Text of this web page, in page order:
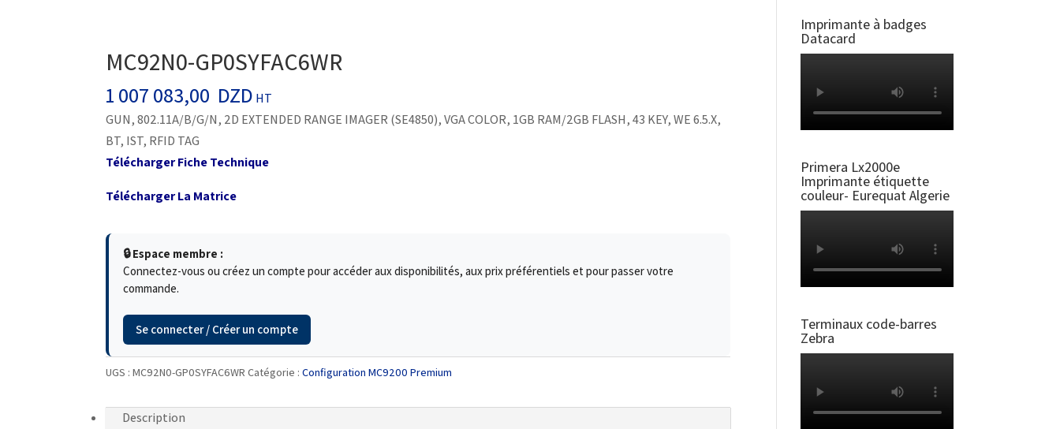
MC92N0-GP0SYFAC6WR
1 007 083,00 DZD HT
GUN, 802.11A/B/G/N, 2D EXTENDED RANGE IMAGER (SE4850), VGA COLOR, 1GB RAM/2GB FLASH, 43 KEY, WE 6.5.X,
BT, IST, RFID TAG
Télécharger Fiche Technique
Télécharger La Matrice
🔒 Espace membre :
Connectez-vous ou créez un compte pour accéder aux disponibilités, aux prix préférentiels et pour passer votre
commande.
Se connecter / Créer un compte
UGS :MC92N0-GP0SYFAC6WR Catégorie :Configuration MC9200 Premium
Description
Imprimante à badges
Datacard
Primera Lx2000e
Imprimante étiquette
couleur- Eurequat Algerie
Terminaux code-barres
Zebra